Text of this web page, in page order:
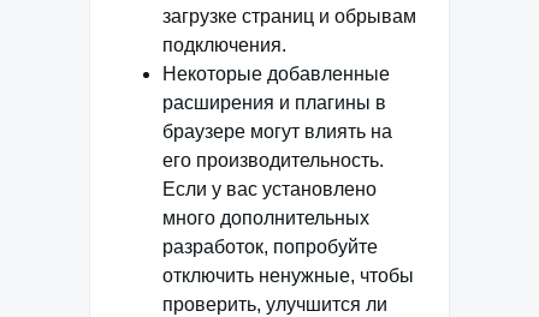
загрузке страниц и обрывам
подключения.
Некоторые добавленные
расширения и плагины в
браузере могут влиять на
его производительность.
Если у вас установлено
много дополнительных
разработок, попробуйте
отключить ненужные, чтобы
проверить, улучшится ли